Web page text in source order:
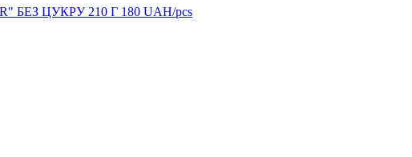
БЕЗ ЦУКРУ 210 Г 180 UAH/pcs